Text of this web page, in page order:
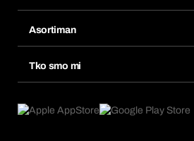
Popisi želja
Ponovno naručivanje
Pretplate
Tražitelji proizvoda
Asortiman
Tko smo mi
Što nas pokreće